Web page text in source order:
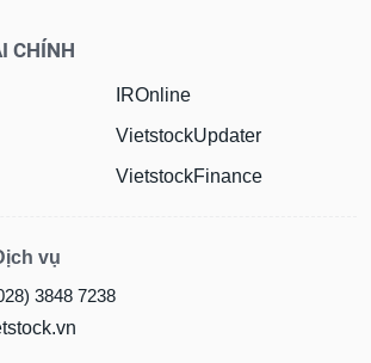
CHÍNH
IROnline
VietstockUpdater
VietstockFinance
vụ
3848 7238